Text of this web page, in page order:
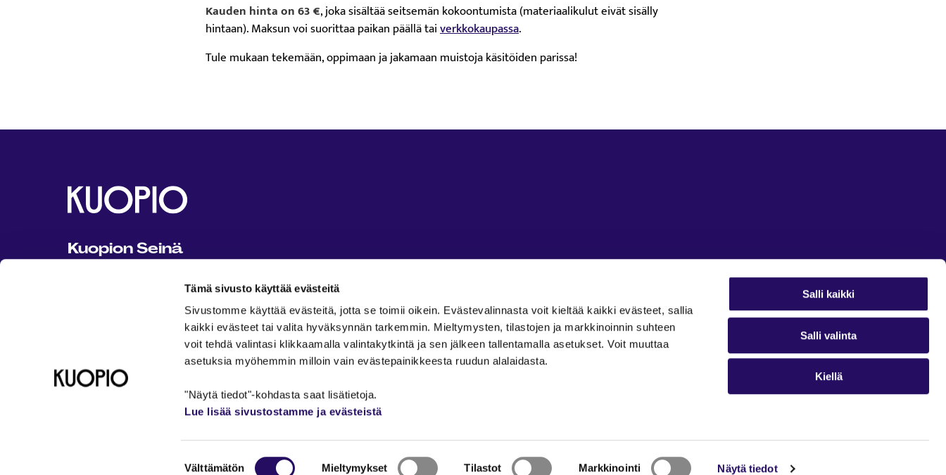
Tämä sivusto käyttää evästeitä
Sivustomme käyttää evästeitä, jotta se toimii oikein. Evästevalinnasta voit kieltää kaikki evästeet, sallia
kaikki evästeet tai valita hyväksynnän tarkemmin. Mieltymysten, tilastojen ja markkinoinnin suhteen
voit tehdä valintasi klikkaamalla valintakytkintä ja sen jälkeen tallentamalla asetukset. Voit muuttaa
asetuksia myöhemmin milloin vain evästepainikkeesta ruudun alalaidasta.
"Näytä tiedot"-kohdasta saat lisätietoja.
Lue lisää sivustostamme ja evästeistä
Välttämätön Mieltymykset Tilastot Markkinointi Näytä tiedot
Salli kaikki
Salli valinta
Kiellä
Kauden hinta on 63 €, joka sisältää seitsemän kokoontumista (materiaalikulut eivät sisälly
hintaan). Maksun voi suorittaa paikan päällä taiverkkokaupassa.
Tule mukaan tekemään, oppimaan ja jakamaan muistoja käsitöiden parissa!
Kuopion Seinä
ylläpitämä kaikille avoin ja maksuton
tapahtuma- ja harrastusportaali.
Ota yhteyttä: seina@kuopio.fi
Tietosuojaseloste Käyttöehdot
Palveluviestintä ja yhteystiedot Kuopion Seinän käyttöohjeet